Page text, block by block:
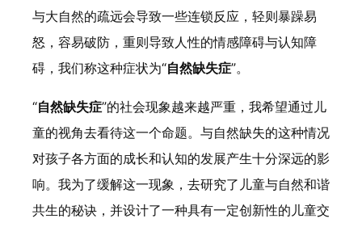
与大自然的疏远会导致一些连锁反应，轻则暴躁易
怒，容易破防，重则导致人性的情感障碍与认知障
碍，我们称这种症状为“自然缺失症”。
“自然缺失症”的社会现象越来越严重，我希望通过儿
童的视角去看待这一个命题。与自然缺失的这种情况
对孩子各方面的成长和认知的发展产生十分深远的影
响。我为了缓解这一现象，去研究了儿童与自然和谐
共生的秘诀，并设计了一种具有一定创新性的儿童交